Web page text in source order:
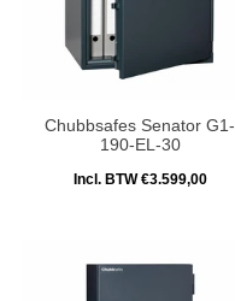
Chubbsafes Senator G1-
190-EL-30
Incl. BTW €3.599,00